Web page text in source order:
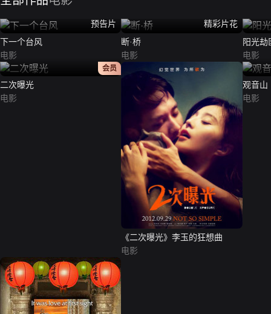
预告片
下一个台风
电影
精彩片花
断·桥
电影
阳光劫
电影
正片
会员
二次曝光
电影
《二次曝光》李玉的狂想曲
电影
观音山
电影